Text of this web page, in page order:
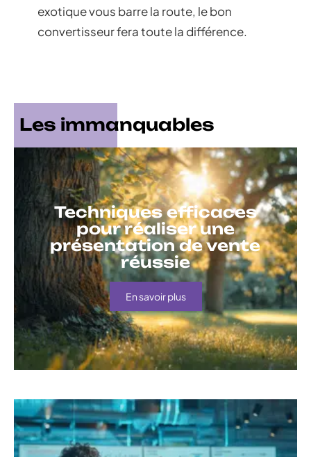
exotique vous barre la route, le bon
convertisseur fera toute la différence.
Les immanquables
Techniques efficaces
pour réaliser une
présentation de vente
réussie
En savoir plus